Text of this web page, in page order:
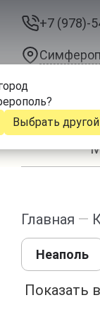
+7 (978)-
?
Выбрать другой
Главная —
Неаполь
Показать